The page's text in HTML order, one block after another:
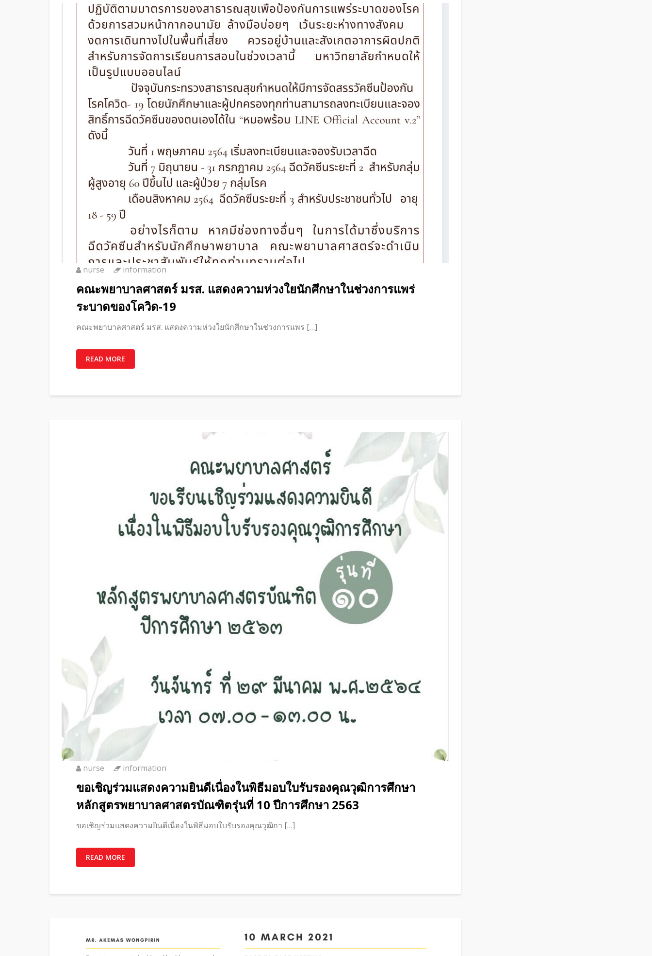
nurse information
คณะพยาบาลศาสตร์ มรส. แสดงความห่วงใยนักศึกษาในช่วงการแพร่
ระบาดของโควิด-19
คณะพยาบาลศาสตร์ มรส. แสดงความห่วงใยนักศึกษาในช่วงการแพร […]
READ MORE
nurse information
ขอเชิญร่วมแสดงความยินดีเนื่องในพิธีมอบใบรับรองคุณวุฒิการศึกษา
หลักสูตรพยาบาลศาสตรบัณฑิตรุ่นที่ 10 ปีการศึกษา 2563
ขอเชิญร่วมแสดงความยินดีเนื่องในพิธีมอบใบรับรองคุณวุฒิกา […]
READ MORE